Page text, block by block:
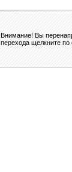
Внимание! Вы
перехода щелкните по